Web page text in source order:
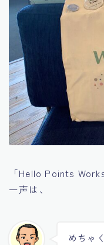
「Hello Points
一声は、
めちゃ